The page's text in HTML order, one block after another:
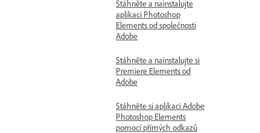
Stáhněte a nainstalujte
aplikaci Photoshop
Elements od společnosti
Adobe
Stáhněte a nainstalujte si
Premiere Elements od
Adobe
Stáhněte si aplikaci Adobe
Photoshop Elements
pomocí přímých odkazů